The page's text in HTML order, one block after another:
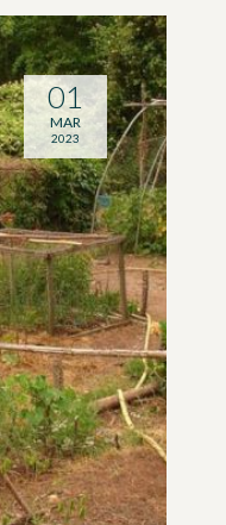
01
MAR
2023